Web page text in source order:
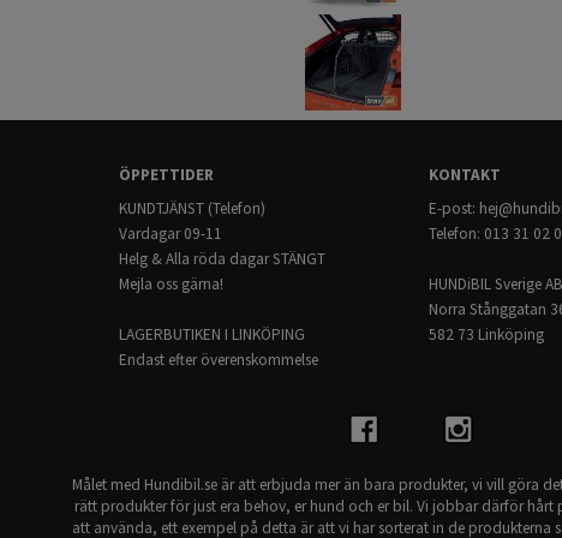
Modellspecifikt:
Passar till: AUDI E-
ÖPPETTIDER
KUNDTJÄNST (Telefon)
Vardagar 09-11
Helg & Alla röda dagar STÄNGT
Mejla oss gärna!
LAGERBUTIKEN I LINKÖPING
Endast efter överenskommelse
KONTAKT
E-post:
Telefon: 013 31 02
HUNDiBIL Sverige AB
Norra Stånggatan
582 73 Linköping
Målet med Hundibil.se är att erbjuda mer än bara produkter, vi vill göra
rätt produkter för just era behov, er hund och er bil. Vi jobbar därför hårt
att använda, ett exempel på detta är att vi har sorterat in de produkterna